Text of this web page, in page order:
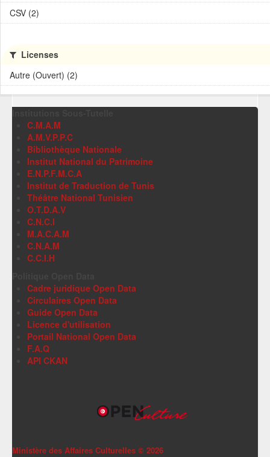
CSV (2)
Licenses
Autre (Ouvert) (2)
C.M.A.M
A.M.V.P.P.C
Bibliothèque Nationale
Institut National du Patrimoine
E.N.P.F.M.C.A
Institut de Traduction de Tunis
Théâtre National Tunisien
O.T.D.A.V
C.N.C.I
M.A.C.A.M
C.N.A.M
C.C.I.H
Cadre juridique Open Data
Circulaires Open Data
Guide Open Data
Licence d'utilisation
Portail National Open Data
F.A.Q
API CKAN
Ministère des Affaires Culturelles © 2026